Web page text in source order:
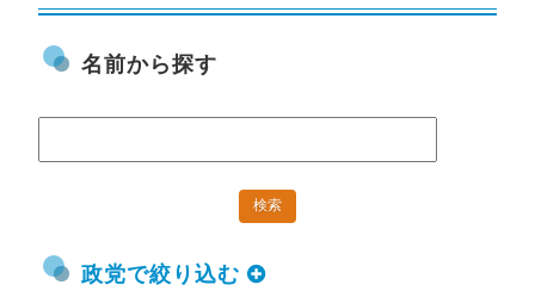
名前から探す
政党で絞り込む